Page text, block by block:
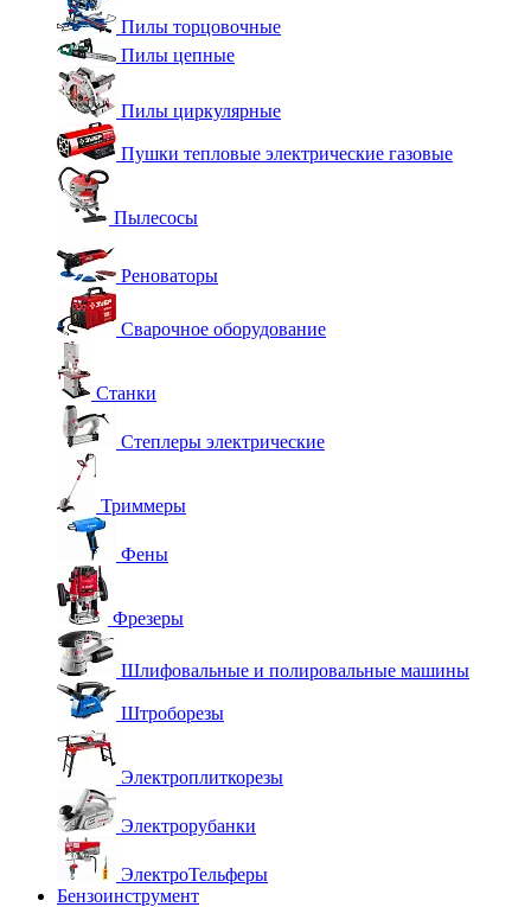
Пилы торцовочные
Пилы цепные
Пилы циркулярные
Пушки тепловые электрические газовые
Пылесосы
Реноваторы
Сварочное оборудование
Станки
Степлеры электрические
Триммеры
Фены
Фрезеры
Шлифовальные и полировальные машины
Штроборезы
Электроплиткорезы
Электрорубанки
ЭлектроТельферы
Бензоинструмент